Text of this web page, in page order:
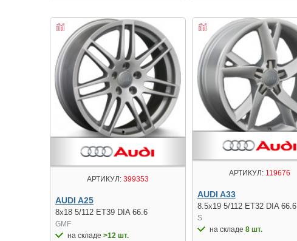
АРТИКУЛ:399353
AUDI A25
8x18 5/112 ET39 DIA 66.6
GMF
на складе >12 шт.
АРТИКУЛ: 119676
AUDI A33
8.5x19 5/112 ET32 DIA 66.6
S
на складе 8 шт.